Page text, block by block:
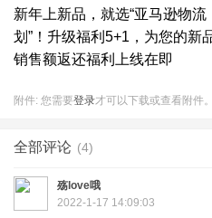
新年上新品，就选“亚马逊物
划”！升级福利5+1，为您的新
销售额返还福利上线在即
附件: 您需要登录才可以下载或查看附件
全部评论 (4)
殇love哦
2022-1-17 14:09:03